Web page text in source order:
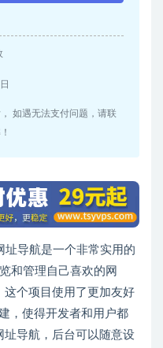
如遇无法支付问题，请联
址导航是一个非常实用的
和管理自己喜欢的网
这个项目使用了更加友好
，使得开发者和用户都
址导航，后台可以随意设